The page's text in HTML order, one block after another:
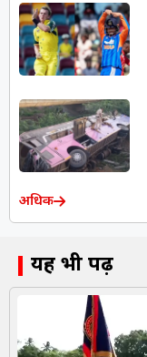
अधिक
यह भी पढ़ें